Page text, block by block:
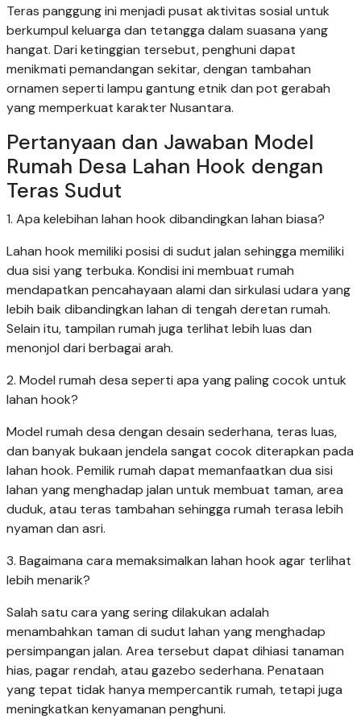
Teras panggung ini menjadi pusat aktivitas sosial untuk
berkumpul keluarga dan tetangga dalam suasana yang
hangat. Dari ketinggian tersebut, penghuni dapat
menikmati pemandangan sekitar, dengan tambahan
ornamen seperti lampu gantung etnik dan pot gerabah
yang memperkuat karakter Nusantara.
Pertanyaan dan Jawaban Model
Rumah Desa Lahan Hook dengan
Teras Sudut
1. Apa kelebihan lahan hook dibandingkan lahan biasa?
Lahan hook memiliki posisi di sudut jalan sehingga memiliki
dua sisi yang terbuka. Kondisi ini membuat rumah
mendapatkan pencahayaan alami dan sirkulasi udara yang
lebih baik dibandingkan lahan di tengah deretan rumah.
Selain itu, tampilan rumah juga terlihat lebih luas dan
menonjol dari berbagai arah.
2. Model rumah desa seperti apa yang paling cocok untuk
lahan hook?
Model rumah desa dengan desain sederhana, teras luas,
dan banyak bukaan jendela sangat cocok diterapkan pada
lahan hook. Pemilik rumah dapat memanfaatkan dua sisi
lahan yang menghadap jalan untuk membuat taman, area
duduk, atau teras tambahan sehingga rumah terasa lebih
nyaman dan asri.
3. Bagaimana cara memaksimalkan lahan hook agar terlihat
lebih menarik?
Salah satu cara yang sering dilakukan adalah
menambahkan taman di sudut lahan yang menghadap
persimpangan jalan. Area tersebut dapat dihiasi tanaman
hias, pagar rendah, atau gazebo sederhana. Penataan
yang tepat tidak hanya mempercantik rumah, tetapi juga
meningkatkan kenyamanan penghuni.